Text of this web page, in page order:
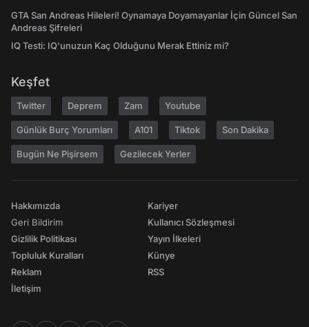
GTA San Andreas Hileleri! Oynamaya Doyamayanlar İçin Güncel San
Andreas Şifreleri
IQ Testi: IQ'unuzun Kaç Olduğunu Merak Ettiniz mi?
Keşfet
Twitter Deprem Zam Youtube
Günlük Burç Yorumları A101 Tiktok Son Dakika
Bugün Ne Pişirsem Gezilecek Yerler
Hakkımızda
Geri Bildirim
Gizlilik Politikası
Topluluk Kuralları
Reklam
İletişim
Kariyer
Kullanıcı Sözleşmesi
Yayın İlkeleri
Künye
RSS